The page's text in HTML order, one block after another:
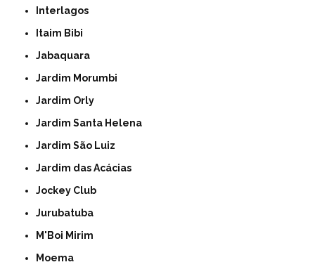
Interlagos
Itaim Bibi
Jabaquara
Jardim Morumbi
Jardim Orly
Jardim Santa Helena
Jardim São Luiz
Jardim das Acácias
Jockey Club
Jurubatuba
M'Boi Mirim
Moema